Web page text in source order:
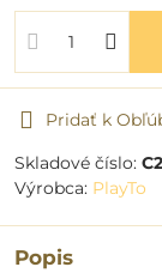
Pridať k
Skladové číslo:
Výrobca: PlayTo
Popis